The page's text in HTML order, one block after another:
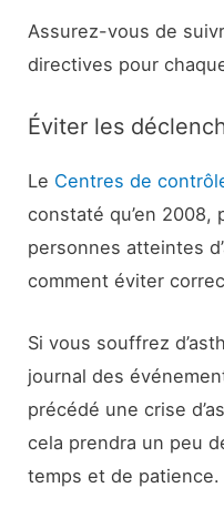
Assurez-vous de
directives pour
Éviter les
Le Centres de
constaté qu’en 2008,
personnes atteintes
comment éviter
Si vous souffrez
journal des
précédé une crise
cela prendra un peu
temps et de patience.